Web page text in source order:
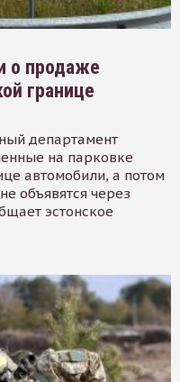
о продаже
границе
департамент
на парковке
автомобили, а потом
объявятся через
эстонское